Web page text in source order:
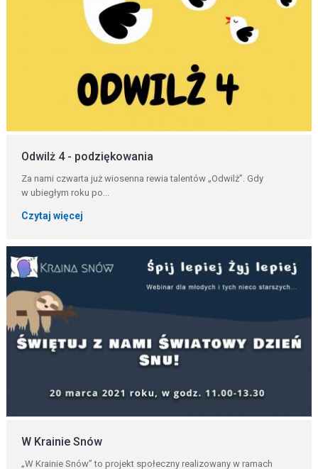
Odwilż 4 - podziękowania
Za nami czwarta już wiosenna rewia talentów „Odwilż”. Gdy
w ubiegłym roku po...
Czytaj więcej
W Krainie Snów
„W Krainie Snów” to projekt społeczny realizowany w ramach